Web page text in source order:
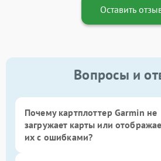
Оставить
Вопросы и
Почему картплоттер Garmin не
загружает карты или
их с ошибками?